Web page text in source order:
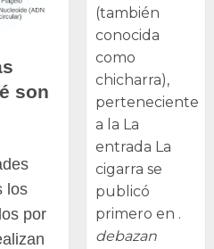
son
los
por
(también
conocida
como
chicharra),
perteneciente
a la La
entrada La
cigarra se
publicó
primero en .
debazan